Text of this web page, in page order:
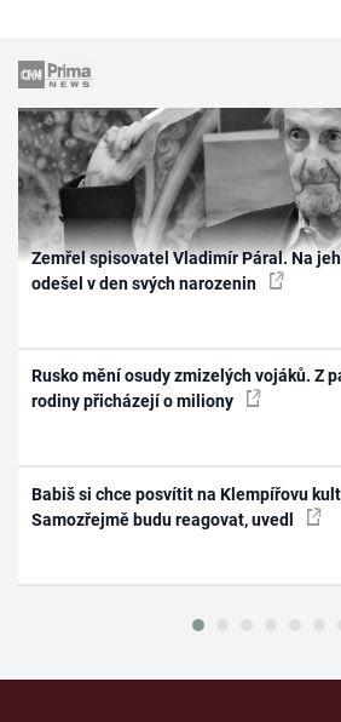
Zemřel spisovatel Vladimír Páral. Na
odešel v den svých narozenin
Rusko mění osudy zmizelých vojáků. Z
rodiny přicházejí o miliony
Babiš si chce posvítit na Klempířovu
Samozřejmě budu reagovat, uvedl